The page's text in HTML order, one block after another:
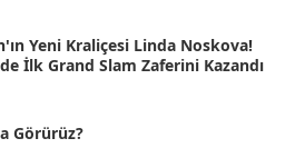
Yeni Kraliçesi Linda Noskova!
İlk Grand Slam Zaferini Kazandı
Görürüz?